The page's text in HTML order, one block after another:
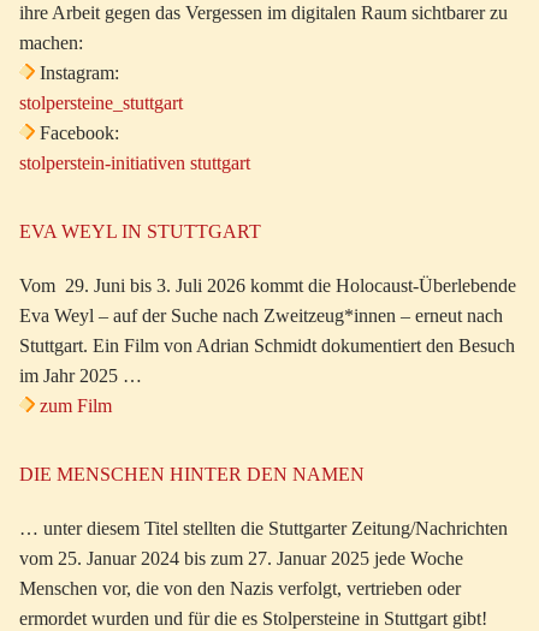
ihre Arbeit gegen das Vergessen im digitalen Raum sichtbarer zu
machen:
Instagram:
stolpersteine_stuttgart
Facebook:
stolperstein-initiativen stuttgart
EVA WEYL IN STUTTGART
Vom 29. Juni bis 3. Juli 2026 kommt die Holocaust-Überlebende
Eva Weyl – auf der Suche nach Zweitzeug*innen – erneut nach
Stuttgart. Ein Film von Adrian Schmidt dokumentiert den Besuch
im Jahr 2025 …
zum Film
DIE MENSCHEN HINTER DEN NAMEN
… unter diesem Titel stellten die Stuttgarter Zeitung/Nachrichten
vom 25. Januar 2024 bis zum 27. Januar 2025 jede Woche
Menschen vor, die von den Nazis verfolgt, vertrieben oder
ermordet wurden und für die es Stolpersteine in Stuttgart gibt!